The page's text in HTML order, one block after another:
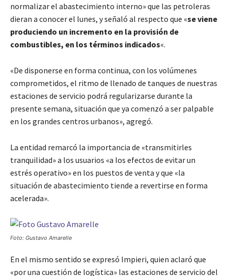
normalizar el abastecimiento interno» que las petroleras
dieran a conocer el lunes, y señaló al respecto que «se viene
produciendo un incremento en la provisión de
combustibles, en los términos indicados«.
«De disponerse en forma continua, con los volúmenes
comprometidos, el ritmo de llenado de tanques de nuestras
estaciones de servicio podrá regularizarse durante la
presente semana, situación que ya comenzó a ser palpable
en los grandes centros urbanos», agregó.
La entidad remarcó la importancia de «transmitirles
tranquilidad» a los usuarios «a los efectos de evitar un
estrés operativo» en los puestos de venta y que «la
situación de abastecimiento tiende a revertirse en forma
acelerada».
Foto: Gustavo Amarelle
En el mismo sentido se expresó Impieri, quien aclaró que
«por una cuestión de logística» las estaciones de servicio del